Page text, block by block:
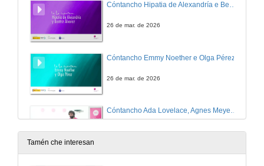
Cóntancho Hipatia de Alexandría e Beatriz Álvarez
26 de mar. de 2026
Cóntancho Emmy Noether e Olga Pérez
26 de mar. de 2026
Cóntancho Ada Lovelace, Agnes Meyer Driscoll e Xabier García.
15 de dec. de 2025
Tamén che interesan